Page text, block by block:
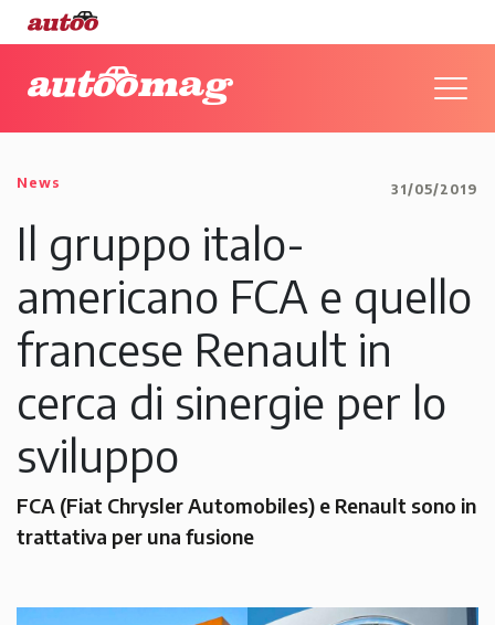
News 31/05/2019
Il gruppo italo-
americano FCA e quello
francese Renault in
cerca di sinergie per lo
sviluppo
FCA (Fiat Chrysler Automobiles) e Renault sono in
trattativa per una fusione